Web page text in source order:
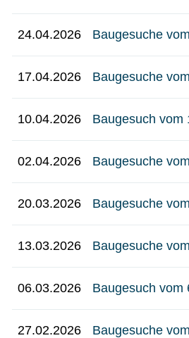
24.04.2026 Baugesuche
17.04.2026 Baugesuche
10.04.2026 Baugesuch vom
02.04.2026 Baugesuche
20.03.2026 Baugesuche
13.03.2026 Baugesuche
06.03.2026 Baugesuch vom
27.02.2026 Baugesuche